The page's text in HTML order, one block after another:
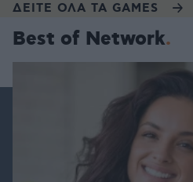
ΔΕΙΤΕ ΟΛΑ ΤΑ GAMES
Best of Network